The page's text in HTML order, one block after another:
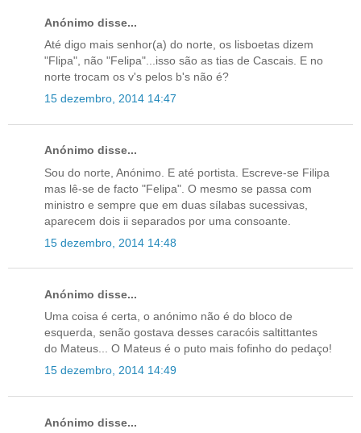
Anónimo disse...
Até digo mais senhor(a) do norte, os lisboetas dizem
"Flipa", não "Felipa"...isso são as tias de Cascais. E no
norte trocam os v's pelos b's não é?
15 dezembro, 2014 14:47
Anónimo disse...
Sou do norte, Anónimo. E até portista. Escreve-se Filipa
mas lê-se de facto "Felipa". O mesmo se passa com
ministro e sempre que em duas sílabas sucessivas,
aparecem dois ii separados por uma consoante.
15 dezembro, 2014 14:48
Anónimo disse...
Uma coisa é certa, o anónimo não é do bloco de
esquerda, senão gostava desses caracóis saltittantes
do Mateus... O Mateus é o puto mais fofinho do pedaço!
15 dezembro, 2014 14:49
Anónimo disse...